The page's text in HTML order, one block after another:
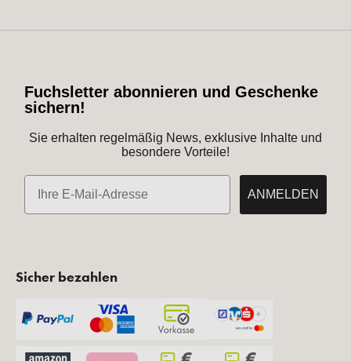
Fuchsletter abonnieren und Geschenke
sichern!
Sie erhalten regelmäßig News, exklusive Inhalte und
besondere Vorteile!
E-Mail
ANMELDEN
Sicher bezahlen